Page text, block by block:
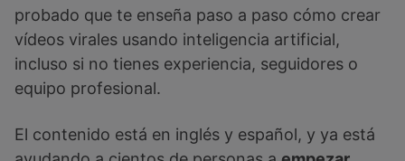
probado que te enseña paso a paso cómo crear
vídeos virales usando inteligencia artificial,
incluso si no tienes experiencia, seguidores o
equipo profesional.
El contenido está en inglés y español, y ya está